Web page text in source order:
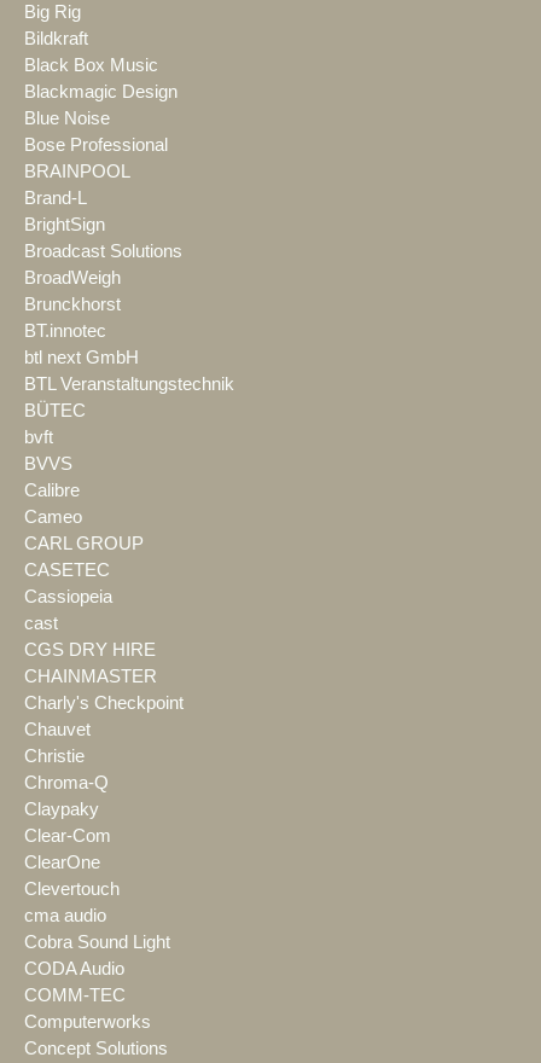
Big Rig
Bildkraft
Black Box Music
Blackmagic Design
Blue Noise
Bose Professional
BRAINPOOL
Brand-L
BrightSign
Broadcast Solutions
BroadWeigh
Brunckhorst
BT.innotec
btl next GmbH
BTL Veranstaltungstechnik
BÜTEC
bvft
BVVS
Calibre
Cameo
CARL GROUP
CASETEC
Cassiopeia
cast
CGS DRY HIRE
CHAINMASTER
Charly's Checkpoint
Chauvet
Christie
Chroma-Q
Claypaky
Clear-Com
ClearOne
Clevertouch
cma audio
Cobra Sound Light
CODA Audio
COMM-TEC
Computerworks
Concept Solutions